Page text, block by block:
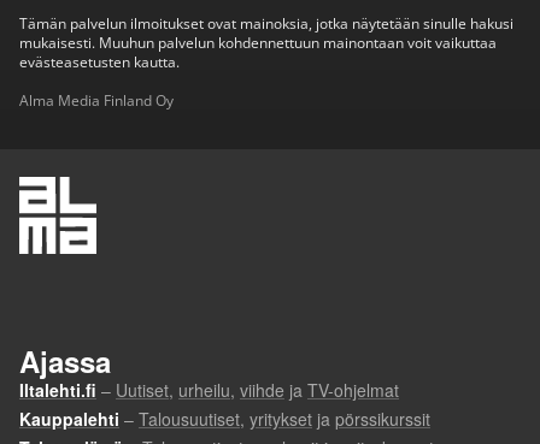
Tämän palvelun ilmoitukset ovat mainoksia, jotka näytetään sinulle hakusi
mukaisesti. Muuhun palvelun kohdennettuun mainontaan voit vaikuttaa
evästeasetusten kautta.
Alma Media Finland Oy